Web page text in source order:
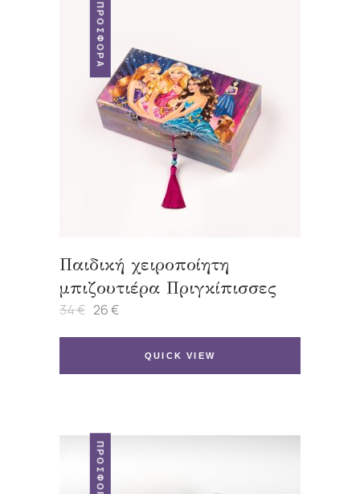
ΠΡΟΣΦΟΡΆ
Παιδική χειροποίητη
μπιζουτιέρα Πριγκίπισσες
34€ Original
was:
26€
Η
τιμή
QUICK VIEW
ΠΡΟΣΦΟΡΆ